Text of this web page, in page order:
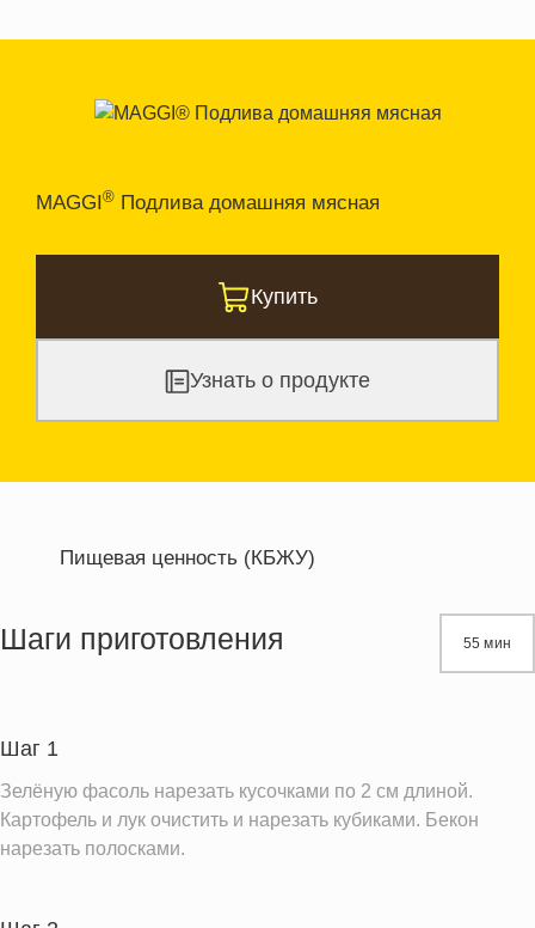
MAGGI® Подлива домашняя мясная
Купить
Узнать о продукте
Пищевая ценность (КБЖУ)
Жиры
Информация для одной порции
Шаги приготовления 55 мин
Шаг 1
Зелёную фасоль нарезать кусочками по 2 см длиной.
Картофель и лук очистить и нарезать кубиками. Бекон
нарезать полосками.